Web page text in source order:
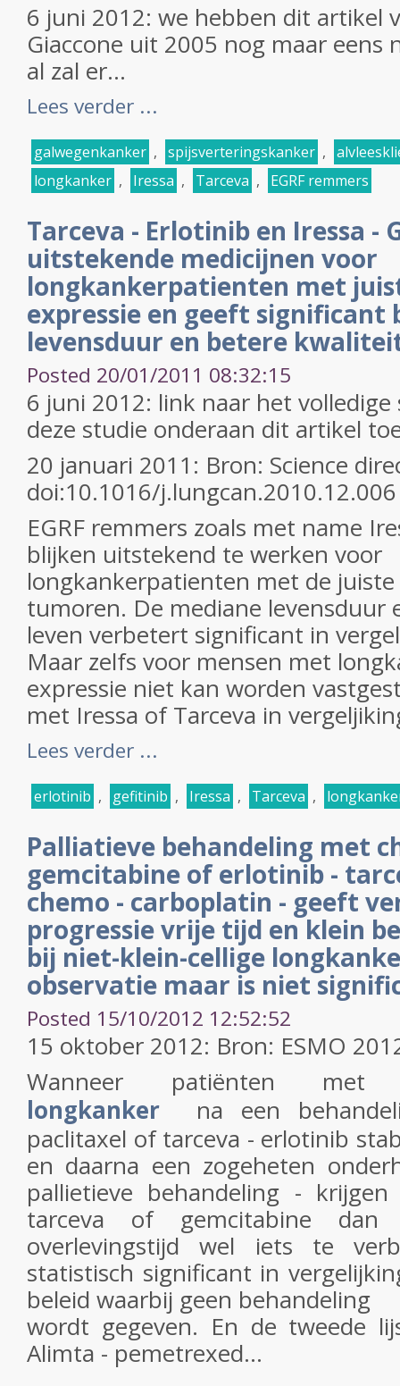
6 juni 2012: we hebben dit artikel
Giaccone uit 2005 nog maar eens
al zal er...
Lees verder ...
galwegenkanker , spijsverteringskanker ,
longkanker , Iressa , Tarceva , EGRF remmers
Tarceva - Erlotinib en Iressa -
uitstekende medicijnen voor
longkankerpatienten met
expressie en geeft significant
levensduur en betere
Posted 20/01/2011 08:32:15
6 juni 2012: link naar het
deze studie onderaan dit artikel
20 januari 2011: Bron: Science
doi:10.1016/j.lungcan.2010.12.006
EGRF remmers zoals met name
blijken uitstekend te werken voor
longkankerpatienten met de
tumoren. De mediane levensduur
leven verbetert significant in
Maar zelfs voor mensen met
expressie niet kan worden
met Iressa of Tarceva in
Lees verder ...
erlotinib , gefitinib , Iressa , Tarceva ,
Palliatieve behandeling met
gemcitabine of erlotinib -
chemo - carboplatin - geeft
progressie vrije tijd en klein
bij niet-klein-cellige
observatie maar is niet
Posted 15/10/2012 12:52:52
15 oktober 2012: Bron: ESMO
Wanneer patiënten
longkanker
na een
paclitaxel of tarceva - erlotinib
en daarna een zogeheten
pallietieve behandeling -
tarceva of gemcitabine
overlevingstijd wel iets te
statistisch significant in
beleid waarbij geen behandeling
wordt gegeven. En de tweede
Alimta - pemetrexed...